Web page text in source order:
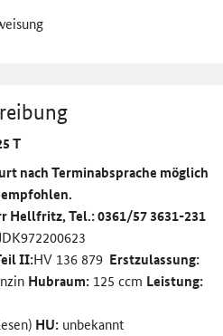
T
nach Terminabsprache möglich
Hellfritz, Tel.: 0361/57 3631-231
II:HV 136 879 Erstzulassung:
Hubraum: 125 ccm Leistung:
HU: unbekannt